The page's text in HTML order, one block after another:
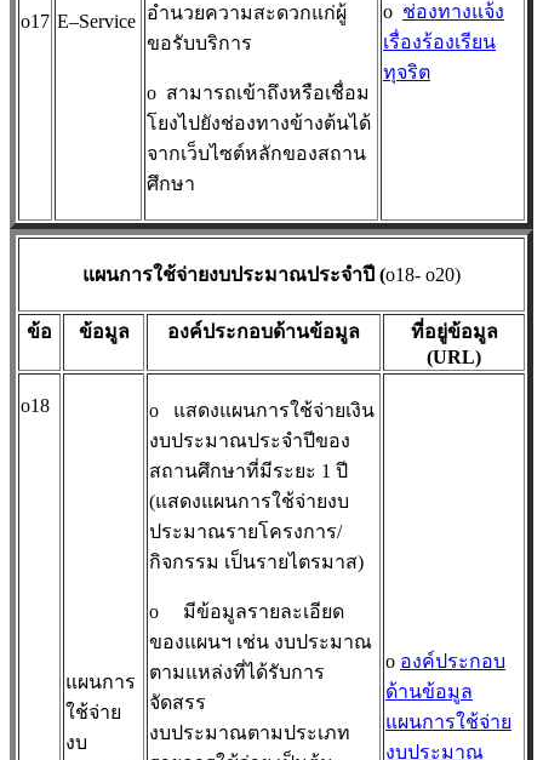
o17 E–Service อำนวยความสะดวกแก่ผู้
ขอรับบริการ
o สามารถเข้าถึงหรือเชื่อม
โยงไปยังช่องทางข้างต้นได้
จากเว็บไซต์หลักของสถาน
ศึกษา
o ช่องทางแจ้ง
เรื่องร้องเรียน
ทุจริต
แผนการใช้จ่ายงบประมาณประจำปี (o18- o20)
ข้อ ข้อมูล องค์ประกอบด้านข้อมูล
ที่อยู่ข้อมูล
(URL)
o18
แผนการ
ใช้จ่าย
งบ
o แสดงแผนการใช้จ่ายเงิน
งบประมาณประจำปีของ
สถานศึกษาที่มีระยะ 1 ปี
(แสดงแผนการใช้จ่ายงบ
ประมาณรายโครงการ/
กิจกรรม เป็นรายไตรมาส)
o มีข้อมูลรายละเอียด
ของแผนฯ เช่น งบประมาณ
ตามแหล่งที่ได้รับการ
จัดสรร
งบประมาณตามประเภท
o องค์ประกอบ
ด้านข้อมูล
แผนการใช้จ่าย
งบประมาณ